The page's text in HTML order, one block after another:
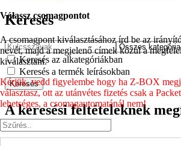
Keresés
Keresés az alkategóriákban
Keresés a termék leírásokban
Keresés
A keresési feltételeknek
termékek
Válassz csomagpontot
A csomagpont kiválasztásához írd be az
nevét, majd a megjelenő címek közül a
kiválasztani.
Kérjük, vedd figyelembe hogy ha Z-BOX
választasz, ott az utánvétes fizetés csak a
lehetséges, a csomagautomatánál nem!